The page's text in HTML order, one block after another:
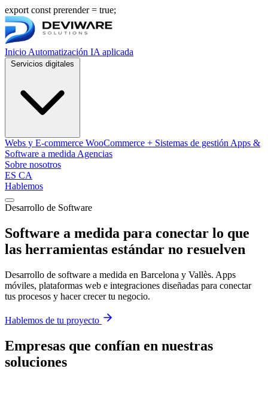
export const prerender = true;
Inicio Automatización IA aplicada
Webs y E-commerce WooCommerce + Sistemas de gestión Apps &
Software a medida Agencias
Sobre nosotros
ES CA
Hablemos
Abrir menú de navegación
Desarrollo de Software
Software a medida para conectar lo que
las herramientas estándar no resuelven
Desarrollo de software a medida en Barcelona y Vallès. Apps
móviles, plataformas web e integraciones diseñadas para conectar
tus procesos y hacer crecer tu negocio.
Hablemos de tu proyecto
Empresas que confían en nuestras
soluciones